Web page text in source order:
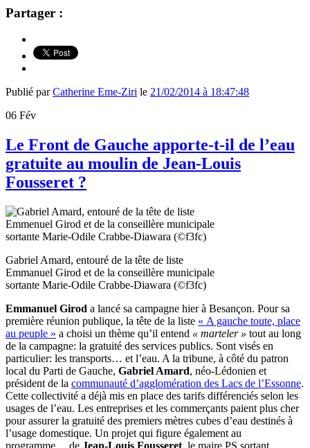
Partager :
Publié parCatherine Eme-Ziri le 21/02/2014 à 18:47:48
06 Fév
Le Front de Gauche apporte-t-il de l’eau
gratuite au moulin de Jean-Louis
Fousseret ?
Gabriel Amard, entouré de la tête de liste
Emmanuel Girod et de la conseillère municipale
sortante Marie-Odile Crabbe-Diawara (©f3fc)
Emmanuel Girod a lancé sa campagne hier à Besançon. Pour sa
première réunion publique, la tête de la liste « A gauche toute, place
au peuple » a choisi un thème qu’il entend « marteler » tout au long
de la campagne: la gratuité des services publics. Sont visés en
particulier: les transports… et l’eau. A la tribune, à côté du patron
local du Parti de Gauche, Gabriel Amard, néo-Lédonien et
président de la communauté d’agglomération des Lacs de l’Essonne.
Cette collectivité a déjà mis en place des tarifs différenciés selon les
usages de l’eau. Les entreprises et les commerçants paient plus cher
pour assurer la gratuité des premiers mètres cubes d’eau destinés à
l’usage domestique. Un projet qui figure également au